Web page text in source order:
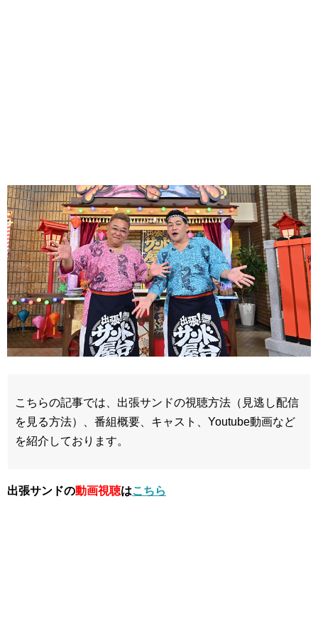
こちらの記事では、出張サンドの視聴方法（見逃し配信
を見る方法）、番組概要、キャスト、Youtube動画など
を紹介しております。
出張サンドの動画視聴はこちら